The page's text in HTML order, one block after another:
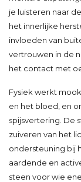
je luisteren naar
het innerlijke
invloeden van
vertrouwen in de
het contact met
Fysiek werkt
en het bloed, en
spijsvertering. De
zuiveren van het
ondersteuning bij
aardende en
steen voor wie